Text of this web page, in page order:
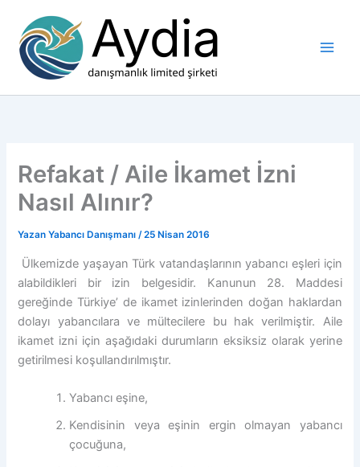
Refakat / Aile İkamet İzni
Nasıl Alınır?
Yazan Yabancı Danışmanı/25 Nisan 2016
Ülkemizde yaşayan Türk vatandaşlarının yabancı eşleri için
alabildikleri bir izin belgesidir. Kanunun 28. Maddesi
gereğinde Türkiye’ de ikamet izinlerinden doğan haklardan
dolayı yabancılara ve mültecilere bu hak verilmiştir. Aile
ikamet izni için aşağıdaki durumların eksiksiz olarak yerine
getirilmesi koşullandırılmıştır.
Yabancı eşine,
Kendisinin veya eşinin ergin olmayan yabancı
çocuğuna,